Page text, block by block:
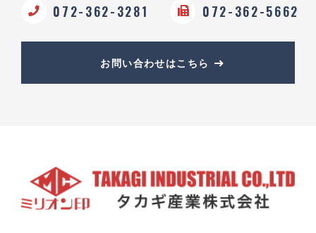
072-362-3281 072-362-5662
お問い合わせはこちら